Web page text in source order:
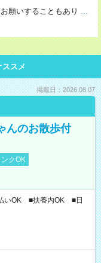
願いすることもあり ...
スメ
掲載日：2026.08.07
んのお散歩付
ンクOK
いOK ■扶養内OK ■日